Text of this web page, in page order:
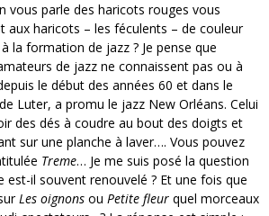
vous parle des haricots rouges vous
aux haricots – les féculents – de couleur
la formation de jazz ? Je pense que
de jazz ne connaissent pas ou à
le début des années 60 et dans le
Luter, a promu le jazz New Orléans. Celui
des dés à coudre au bout des doigts et
sur une planche à laver…. Vous pouvez
Treme… Je me suis posé la question
est-il souvent renouvelé ? Et une fois que
Les oignons ou Petite fleur quel morceaux